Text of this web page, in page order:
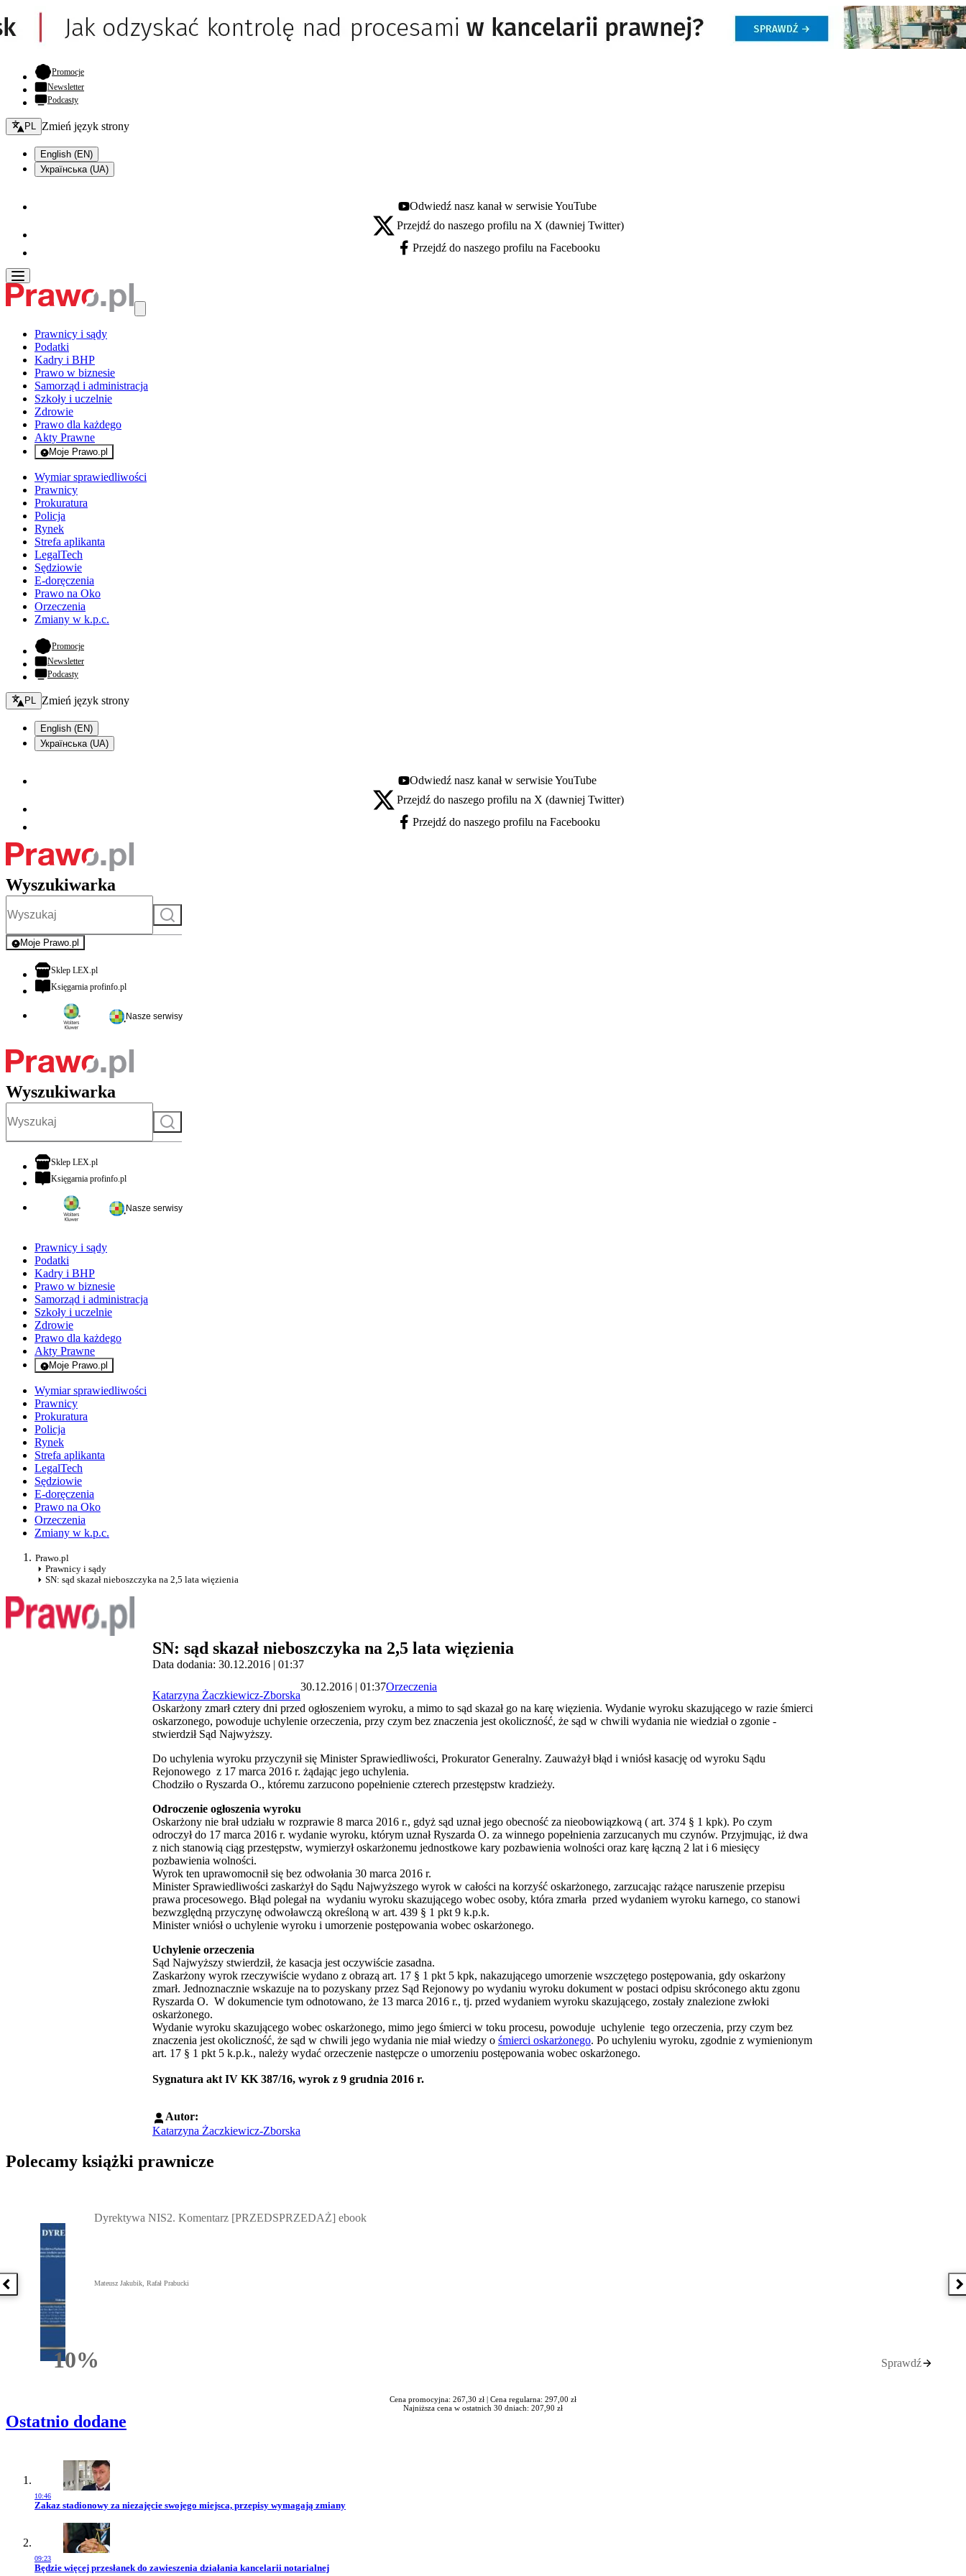
Promocje- otwiera się w nowej karcie
Newsletter
Podcasty
Zmień język - bieżący:
PL Zmień język strony
English (EN)
Українська (UA)
Youtube - otwiera się w nowej karcie
Odwiedź nasz kanał w serwisie YouTube
X - otwiera się w nowej karcie
Przejdź do naszego profilu na X (dawniej Twitter)
Facebook - otwiera się w nowej karcie
Przejdź do naszego profilu na Facebooku
Prawnicy i sądy
Podatki
Kadry i BHP
Prawo w biznesie
Samorząd i administracja
Szkoły i uczelnie
Zdrowie
Prawo dla każdego
Akty Prawne
Moje Prawo.pl
- rejestracja i logowanie do serwisu
Wymiar sprawiedliwości
Prawnicy
Prokuratura
Policja
Rynek
Strefa aplikanta
LegalTech
Sędziowie
E-doręczenia
Prawo na Oko
Orzeczenia
Zmiany w k.p.c.
Promocje- otwiera się w nowej karcie
Newsletter
Podcasty
Zmień język - bieżący:
PL Zmień język strony
English (EN)
Українська (UA)
Youtube - otwiera się w nowej karcie
Odwiedź nasz kanał w serwisie YouTube
X - otwiera się w nowej karcie
Przejdź do naszego profilu na X (dawniej Twitter)
Facebook - otwiera się w nowej karcie
Przejdź do naszego profilu na Facebooku
Wyszukiwarka
Szukaj
Moje Prawo.pl
- rejestracja i logowanie do serwisu
Sklep LEX.plotwiera się w nowej karcie
Księgarnia profinfo.plotwiera się w nowej karcie
Nasze serwisy
Wyszukiwarka
Szukaj
Sklep LEX.plotwiera się w nowej karcie
Księgarnia profinfo.plotwiera się w nowej karcie
Nasze serwisy
Prawnicy i sądy
Podatki
Kadry i BHP
Prawo w biznesie
Samorząd i administracja
Szkoły i uczelnie
Zdrowie
Prawo dla każdego
Akty Prawne
Moje Prawo.pl
- rejestracja i logowanie do serwisu
Wymiar sprawiedliwości
Prawnicy
Prokuratura
Policja
Rynek
Strefa aplikanta
LegalTech
Sędziowie
E-doręczenia
Prawo na Oko
Orzeczenia
Zmiany w k.p.c.
Prawo.pl
Prawnicy i sądy
SN: sąd skazał nieboszczyka na 2,5 lata więzienia
SN: sąd skazał nieboszczyka na 2,5 lata więzienia
Data dodania: 30.12.2016 | 01:37
Katarzyna Żaczkiewicz-Zborska
30.12.2016 | 01:37Orzeczenia
Oskarżony zmarł cztery dni przed ogłoszeniem wyroku, a mimo to sąd skazał go na karę więzienia. Wydanie wyroku skazującego w razie śmierci
oskarzonego, powoduje uchylenie orzeczenia, przy czym bez znaczenia jest okoliczność, że sąd w chwili wydania nie wiedział o zgonie -
stwierdził Sąd Najwyższy.
Do uchylenia wyroku przyczynił się Minister Sprawiedliwości, Prokurator Generalny. Zauważył błąd i wniósł kasację od wyroku Sądu
Rejonowego z 17 marca 2016 r. żądając jego uchylenia.
Chodziło o Ryszarda O., któremu zarzucono popełnienie czterech przestępstw kradzieży.
Odroczenie ogłoszenia wyroku
Oskarżony nie brał udziału w rozprawie 8 marca 2016 r., gdyż sąd uznał jego obecność za nieobowiązkową ( art. 374 § 1 kpk). Po czym
odroczył do 17 marca 2016 r. wydanie wyroku, którym uznał Ryszarda O. za winnego popełnienia zarzucanych mu czynów. Przyjmując, iż dwa
z nich stanowią ciąg przestępstw, wymierzył oskarżonemu jednostkowe kary pozbawienia wolności oraz karę łączną 2 lat i 6 miesięcy
pozbawienia wolności.
Wyrok ten uprawomocnił się bez odwołania 30 marca 2016 r.
Minister Sprawiedliwości zaskarżył do Sądu Najwyższego wyrok w całości na korzyść oskarżonego, zarzucając rażące naruszenie przepisu
prawa procesowego. Błąd polegał na wydaniu wyroku skazującego wobec osoby, która zmarła przed wydaniem wyroku karnego, co stanowi
bezwzględną przyczynę odwoławczą określoną w art. 439 § 1 pkt 9 k.p.k.
Minister wniósł o uchylenie wyroku i umorzenie postępowania wobec oskarżonego.
Uchylenie orzeczenia
Sąd Najwyższy stwierdził, że kasacja jest oczywiście zasadna.
Zaskarżony wyrok rzeczywiście wydano z obrazą art. 17 § 1 pkt 5 kpk, nakazującego umorzenie wszczętego postępowania, gdy oskarżony
zmarł. Jednoznacznie wskazuje na to pozyskany przez Sąd Rejonowy po wydaniu wyroku dokument w postaci odpisu skróconego aktu zgonu
Ryszarda O. W dokumencie tym odnotowano, że 13 marca 2016 r., tj. przed wydaniem wyroku skazującego, zostały znalezione zwłoki
oskarżonego.
Wydanie wyroku skazującego wobec oskarżonego, mimo jego śmierci w toku procesu, powoduje uchylenie tego orzeczenia, przy czym bez
znaczenia jest okoliczność, że sąd w chwili jego wydania nie miał wiedzy o śmierci oskarżonego. Po uchyleniu wyroku, zgodnie z wymienionym
art. 17 § 1 pkt 5 k.p.k., należy wydać orzeczenie następcze o umorzeniu postępowania wobec oskarżonego.
Sygnatura akt IV KK 387/16, wyrok z 9 grudnia 2016 r.
Autor:
Katarzyna Żaczkiewicz-Zborska
Polecamy książki prawnicze
Poprzednia książka
10%Rabatu
Dyrektywa NIS2. Komentarz [PRZEDSPRZEDAŻ] ebook
Mateusz Jakubik, Rafał Prabucki
Sprawdź
Cena promocyjna: 267,30 zł | Cena regularna: 297,00 zł
Najniższa cena w ostatnich 30 dniach: 207,90 zł
Ostatnio dodane
10:46
Przejdź do artykułu:
Zakaz stadionowy za niezajęcie swojego miejsca, przepisy wymagają zmiany
09:23
Przejdź do artykułu:
Będzie więcej przesłanek do zawieszenia działania kancelarii notarialnej